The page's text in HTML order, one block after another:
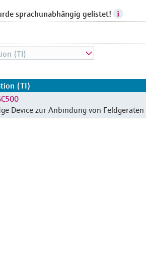
sprachunabhängig gelistet!
(TI)
Device zur Anbindung von